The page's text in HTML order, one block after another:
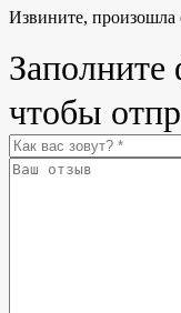
Извините, произошла
Заполните
чтобы